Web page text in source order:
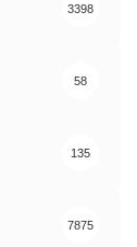
3398
58
135
7875